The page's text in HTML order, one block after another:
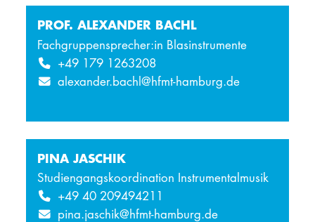
PROF. ALEXANDER BACHL
Fachgruppensprecher:in Blasinstrumente
+49 179 1263208
alexander.bachl@hfmt-hamburg.de
PINA JASCHIK
Studiengangskoordination Instrumentalmusik
+49 40 209494211
pina.jaschik@hfmt-hamburg.de